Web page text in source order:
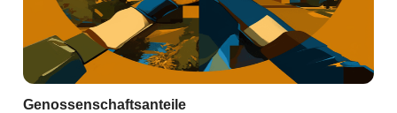
Genossenschaftsanteile